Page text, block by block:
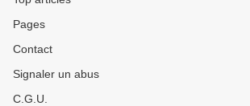
Pages
Contact
Signaler un abus
C.G.U.